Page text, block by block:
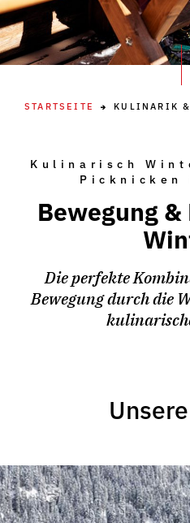
STARTSEITE KULINARIK
Kulinarisch
Picknicken
Bewegung
Die perfekte
Bewegung durch die